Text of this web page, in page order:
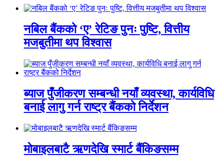
नबिल बैंकको ‘ए’ रेटिङ पुनः पुष्टि, वित्तीय
मजबुतीमा थप विश्वास
ब्याज पुँजीकरण सम्बन्धी नयाँ व्यवस्था, कार्यविधि
बनाई लागु गर्न राष्ट्र बैंकको निर्देशन
मोबाइलबाटै ऋणदेखि स्मार्ट बैंकिङसम्म